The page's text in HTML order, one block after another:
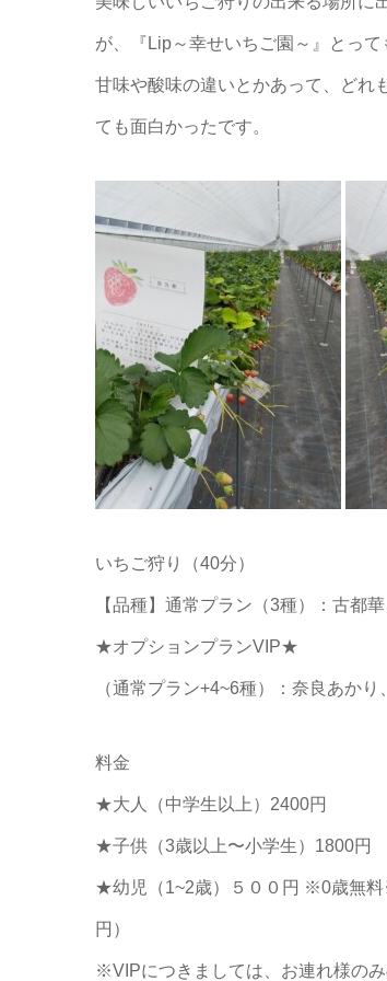
が、『Lip～幸せいちご園～』とっ
甘味や酸味の違いとかあって、どれ
ても面白かったです。
いちご狩り（40分）
【品種】通常プラン（3種）：古都
★オプションプランVIP★
（通常プラン+4~6種）：奈良あか
料金
★大人（中学生以上）2400円
★子供（3歳以上〜小学生）1800円
★幼児（1~2歳）５００円 ※0歳無
円）
※VIPにつきましては、お連れ様の